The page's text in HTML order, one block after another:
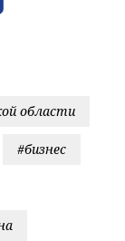
области
#бизнес